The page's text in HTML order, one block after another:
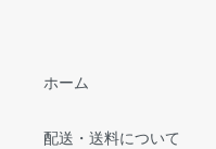
ホーム
配送・送料について